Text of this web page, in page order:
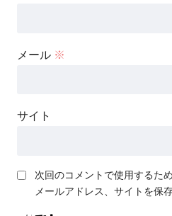
メール ※
サイト
次回のコメントで使用するた
メールアドレス、サイトを保存